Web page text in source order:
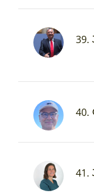
39.
40.
41.